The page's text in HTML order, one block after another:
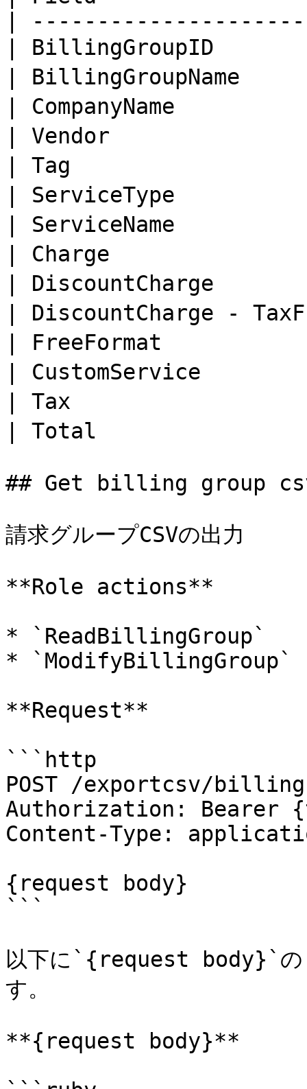
|
| BillingGroupID
| BillingGroupName
| CompanyName
| Vendor
| Tag
| ServiceType
| ServiceName
| Charge
| DiscountCharge
| DiscountCharge -
| FreeFormat
| CustomService
| Tax
| Total
## Get billing group
請求グループCSVの出力
**Role actions**
* `ReadBillingGroup`
* `ModifyBillingGroup`
**Request**
```http
POST /exportcsv/
Authorization: Bearer
Content-Type:
{request body}
```
以下に`{request body}`の
す。
**{request body}**